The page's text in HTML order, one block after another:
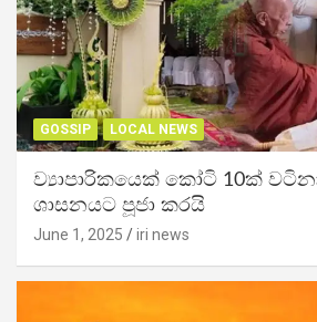
GOSSIP LOCAL NEWS
ව්‍යාපාරිකයෙක් කෝටි 10ක්
ශාසනයට පූජා කරයි
June 1, 2025 iri news